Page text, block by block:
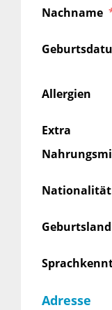
Nachname
Allergien
Extra
Nationalität
Geburtsland
Adresse